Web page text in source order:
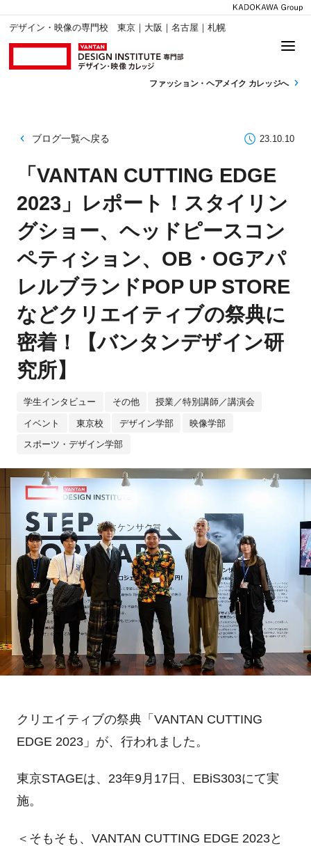
デザイン・映像の専門校 東京｜大阪｜名古屋｜札幌
ファッション・ ヘアメイク カレッジへ
ブログ一覧へ戻る 23.10.10
「VANTAN CUTTING EDGE
2023」レポート！スタイリン
グショー、ヘッドピースコン
ペティション、OB・OGアパ
レルブランドPOP UP STORE
などクリエイティブの祭典に
密着！【バンタンデザイン研
究所】
学生インタビュー その他 授業／特別講師／講演会
イベント 東京校 デザイン学部 映像学部
スポーツ・デザイン学部
クリエイティブの祭典「 VANTAN CUTTING
EDGE 2023」が、行われました。
東京STAGEは、 23年9月 17日、 EBiS303にて実
施。
＜そもそも、 VANTAN CUTTING EDGE 2023と